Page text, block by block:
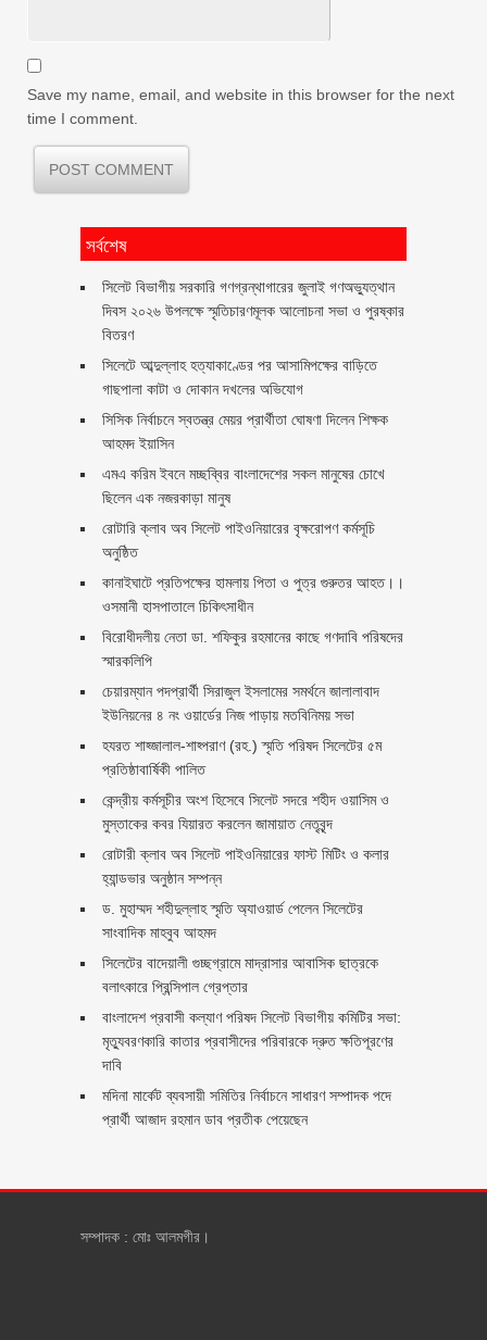
Save my name, email, and website in this browser for the next
time I comment.
সর্বশেষ
সিলেট বিভাগীয় সরকারি গণগ্রন্থাগারের জুলাই গণঅভ্যুত্থান
দিবস ২০২৬ উপলক্ষে স্মৃতিচারণমূলক আলোচনা সভা ও পুরষ্কার
বিতরণ ‎ ‎
সিলেটে আব্দুল্লাহ হত্যাকাণ্ডের পর আসামিপক্ষের বাড়িতে
গাছপালা কাটা ও দোকান দখলের অভিযোগ
সিসিক নির্বাচনে স্বতন্ত্র মেয়র প্রার্থীতা ঘোষণা দিলেন শিক্ষক
আহমদ ইয়াসিন
এমএ করিম ইবনে মচ্ছব্বির বাংলাদেশের সকল মানুষের চোখে
ছিলেন এক নজরকাড়া মানুষ ‎
রোটারি ক্লাব অব সিলেট পাইওনিয়ারের বৃক্ষরোপণ কর্মসূচি
অনুষ্ঠিত
কানাইঘাটে প্রতিপক্ষের হামলায় পিতা ও পুত্র গুরুতর আহত।।
ওসমানী হাসপাতালে চিকিৎসাধীন
বিরোধীদলীয় নেতা ডা. শফিকুর রহমানের কাছে গণদাবি পরিষদের
স্মারকলিপি ‎
চেয়ারম্যান পদপ্রার্থী সিরাজুল ইসলামের সমর্থনে জালালাবাদ
ইউনিয়নের ৪ নং ওয়ার্ডের নিজ পাড়ায় মতবিনিময় সভা
হযরত শাহ্জালাল-শাহ্পরাণ (রহ.) স্মৃতি পরিষদ সিলেটের ৫ম
প্রতিষ্ঠাবার্ষিকী পালিত ‎​
কেন্দ্রীয় কর্মসূচীর অংশ হিসেবে সিলেট সদরে শহীদ ওয়াসিম ও
মুস্তাকের কবর যিয়ারত করলেন জামায়াত নেতৃবৃন্দ ‎
রোটারী ক্লাব অব সিলেট পাইওনিয়ারের ফাস্ট মিটিং ও কলার
হ্যান্ডভার অনুষ্ঠান সম্পন্ন
ড. মুহাম্মদ শহীদুল্লাহ স্মৃতি অ্যাওয়ার্ড পেলেন সিলেটের
সাংবাদিক মাহবুব আহমদ
সিলেটের বাদেয়ালী গুচ্ছগ্রামে মাদ্রাসার আবাসিক ছাত্রকে
বলাৎকারে প্রিন্সিপাল গ্রেপ্তার ‎
বাংলাদেশ প্রবাসী কল্যাণ পরিষদ সিলেট বিভাগীয় কমিটির সভা:
মৃত্যুবরণকারি কাতার প্রবাসীদের পরিবারকে দ্রুত ক্ষতিপূরণের
দাবি
মদিনা মার্কেট ব্যবসায়ী সমিতির নির্বাচনে সাধারণ সম্পাদক পদে
প্রার্থী আজাদ রহমান ডাব প্রতীক পেয়েছেন ‎
সম্পাদক : মোঃ আলমগীর।